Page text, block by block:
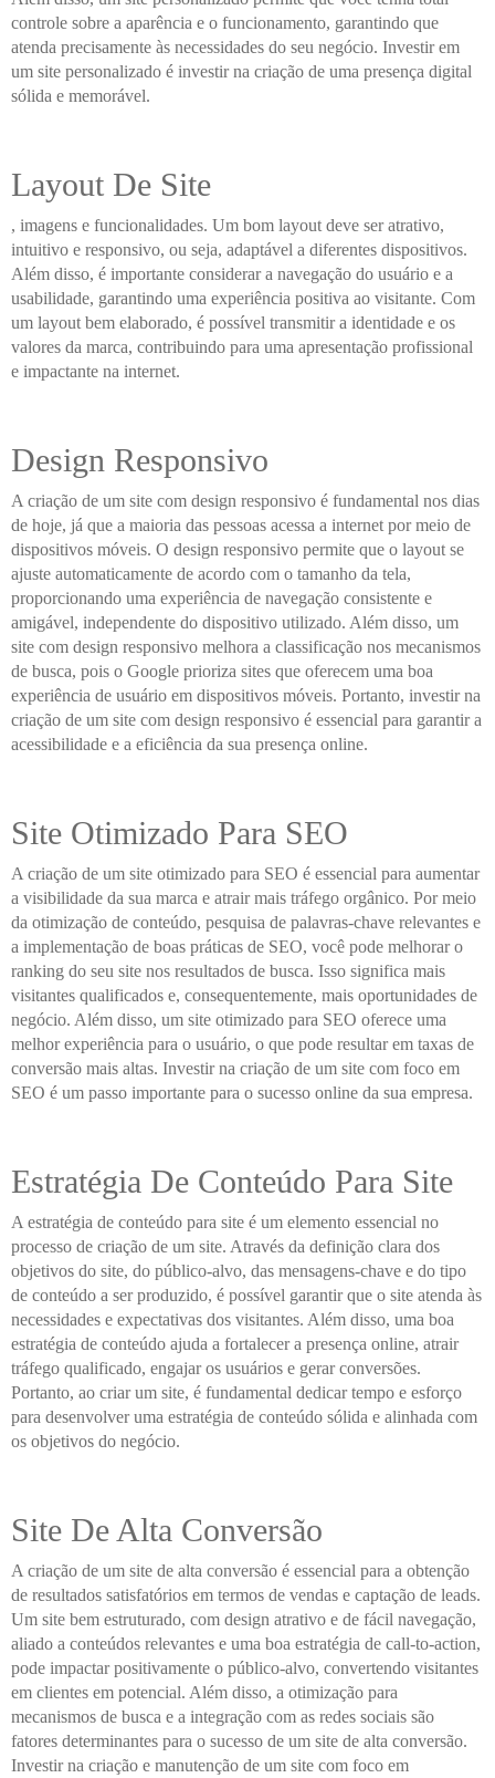
controle sobre a aparência e o funcionamento, garantindo que
atenda precisamente às necessidades do seu negócio. Investir em
um site personalizado é investir na criação de uma presença digital
sólida e memorável.
Layout De Site
, imagens e funcionalidades. Um bom layout deve ser atrativo,
intuitivo e responsivo, ou seja, adaptável a diferentes dispositivos.
Além disso, é importante considerar a navegação do usuário e a
usabilidade, garantindo uma experiência positiva ao visitante. Com
um layout bem elaborado, é possível transmitir a identidade e os
valores da marca, contribuindo para uma apresentação profissional
e impactante na internet.
Design Responsivo
A criação de um site com design responsivo é fundamental nos dias
de hoje, já que a maioria das pessoas acessa a internet por meio de
dispositivos móveis. O design responsivo permite que o layout se
ajuste automaticamente de acordo com o tamanho da tela,
proporcionando uma experiência de navegação consistente e
amigável, independente do dispositivo utilizado. Além disso, um
site com design responsivo melhora a classificação nos mecanismos
de busca, pois o Google prioriza sites que oferecem uma boa
experiência de usuário em dispositivos móveis. Portanto, investir na
criação de um site com design responsivo é essencial para garantir a
acessibilidade e a eficiência da sua presença online.
Site Otimizado Para SEO
A criação de um site otimizado para SEO é essencial para aumentar
a visibilidade da sua marca e atrair mais tráfego orgânico. Por meio
da otimização de conteúdo, pesquisa de palavras-chave relevantes e
a implementação de boas práticas de SEO, você pode melhorar o
ranking do seu site nos resultados de busca. Isso significa mais
visitantes qualificados e, consequentemente, mais oportunidades de
negócio. Além disso, um site otimizado para SEO oferece uma
melhor experiência para o usuário, o que pode resultar em taxas de
conversão mais altas. Investir na criação de um site com foco em
SEO é um passo importante para o sucesso online da sua empresa.
Estratégia De Conteúdo Para Site
A estratégia de conteúdo para site é um elemento essencial no
processo de criação de um site. Através da definição clara dos
objetivos do site, do público-alvo, das mensagens-chave e do tipo
de conteúdo a ser produzido, é possível garantir que o site atenda às
necessidades e expectativas dos visitantes. Além disso, uma boa
estratégia de conteúdo ajuda a fortalecer a presença online, atrair
tráfego qualificado, engajar os usuários e gerar conversões.
Portanto, ao criar um site, é fundamental dedicar tempo e esforço
para desenvolver uma estratégia de conteúdo sólida e alinhada com
os objetivos do negócio.
Site De Alta Conversão
A criação de um site de alta conversão é essencial para a obtenção
de resultados satisfatórios em termos de vendas e captação de leads.
Um site bem estruturado, com design atrativo e de fácil navegação,
aliado a conteúdos relevantes e uma boa estratégia de call-to-action,
pode impactar positivamente o público-alvo, convertendo visitantes
em clientes em potencial. Além disso, a otimização para
mecanismos de busca e a integração com as redes sociais são
fatores determinantes para o sucesso de um site de alta conversão.
Investir na criação e manutenção de um site com foco em